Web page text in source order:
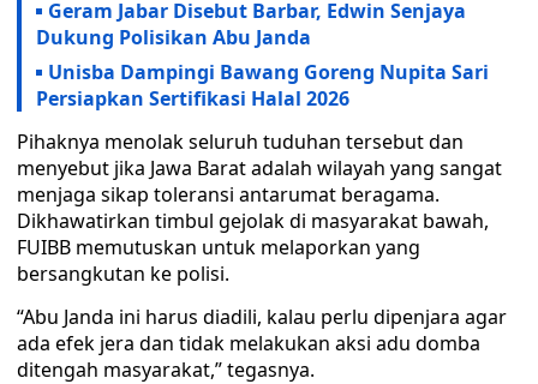
Geram Jabar Disebut Barbar, Edwin Senjaya
Dukung Polisikan Abu Janda
Unisba Dampingi Bawang Goreng Nupita Sari
Persiapkan Sertifikasi Halal 2026
Pihaknya menolak seluruh tuduhan tersebut dan
menyebut jika Jawa Barat adalah wilayah yang sangat
menjaga sikap toleransi antarumat beragama.
Dikhawatirkan timbul gejolak di masyarakat bawah,
FUIBB memutuskan untuk melaporkan yang
bersangkutan ke polisi.
“Abu Janda ini harus diadili, kalau perlu dipenjara agar
ada efek jera dan tidak melakukan aksi adu domba
ditengah masyarakat,” tegasnya.